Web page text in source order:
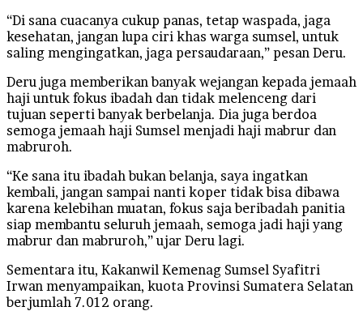
“Di sana cuacanya cukup panas, tetap waspada, jaga
kesehatan, jangan lupa ciri khas warga sumsel, untuk
saling mengingatkan, jaga persaudaraan,” pesan Deru.
Deru juga memberikan banyak wejangan kepada jemaah
haji untuk fokus ibadah dan tidak melenceng dari
tujuan seperti banyak berbelanja. Dia juga berdoa
semoga jemaah haji Sumsel menjadi haji mabrur dan
mabruroh.
“Ke sana itu ibadah bukan belanja, saya ingatkan
kembali, jangan sampai nanti koper tidak bisa dibawa
karena kelebihan muatan, fokus saja beribadah panitia
siap membantu seluruh jemaah, semoga jadi haji yang
mabrur dan mabruroh,” ujar Deru lagi.
Sementara itu, Kakanwil Kemenag Sumsel Syafitri
Irwan menyampaikan, kuota Provinsi Sumatera Selatan
berjumlah 7.012 orang.